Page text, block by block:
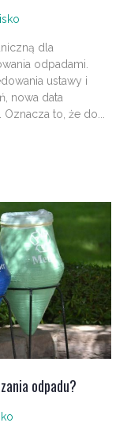
dla
odpadami.
ustawy i
nowa data
to, że do...
odpadu?